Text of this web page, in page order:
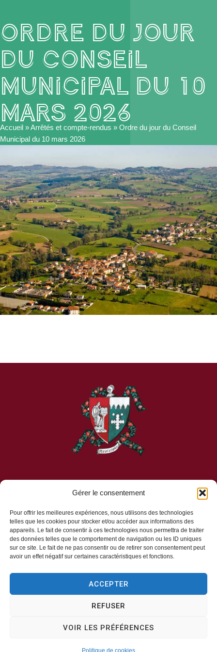
Gérer le consentement
Pour offrir les meilleures expériences, nous utilisons des technologies
telles que les cookies pour stocker et/ou accéder aux informations des
appareils. Le fait de consentir à ces technologies nous permettra de traiter
des données telles que le comportement de navigation ou les ID uniques
sur ce site. Le fait de ne pas consentir ou de retirer son consentement peut
avoir un effet négatif sur certaines caractéristiques et fonctions.
ACCEPTER
REFUSER
VOIR LES PRÉFÉRENCES
Politique de cookies
Ordre du jour
du Conseil
Municipal du 10
mars 2026
Accueil »Arrêtés et compte-rendus » Ordre du jour du Conseil
Municipal du 10 mars 2026
Mairie,
1 Rue des Érables,
42330 – AVEIZIEUX
04 77 94 00 12